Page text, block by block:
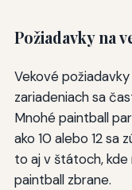
Požiadavky na
Vekové
zariadeniach sa
Mnohé paintball
ako 10 alebo 12 sa
to aj v štátoch,
paintball zbrane.